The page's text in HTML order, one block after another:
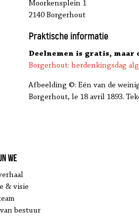
Moorkensplein 1
2140 Borgerhout
Praktische informatie
Deelnemen is gratis, maar
Borgerhout: herdenkingsdag
Afbeelding ©: Eén van de
Borgerhout, le 18 avril 1893.
we
& visie
van bestuur